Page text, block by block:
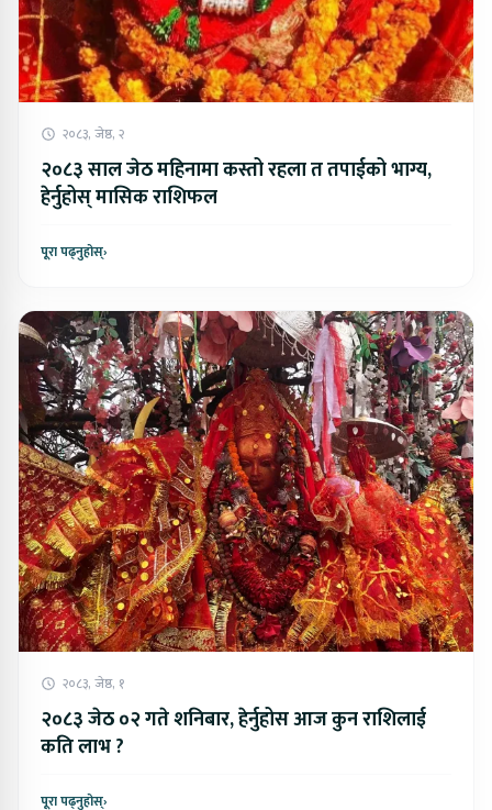
२०८३, जेष्ठ, २
२०८३ साल जेठ महिनामा कस्तो रहला त तपाईको भाग्य,
हेर्नुहोस् मासिक राशिफल
पूरा पढ्नुहोस्›
२०८३, जेष्ठ, १
२०८३ जेठ ०२ गते शनिबार, हेर्नुहोस आज कुन राशिलाई
कति लाभ ?
पूरा पढ्नुहोस्›